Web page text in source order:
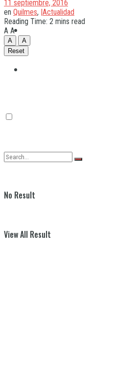
No Result
View All Result
11 septiembre, 2016
en Quilmes, |Actualidad
Reading Time: 2 mins read
A A
A
A
Reset